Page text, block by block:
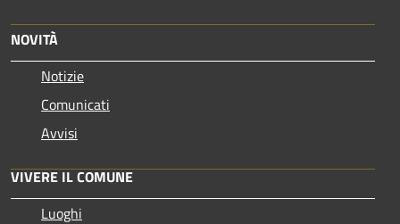
NOVITÀ
Notizie
Comunicati
Avvisi
VIVERE IL COMUNE
Luoghi